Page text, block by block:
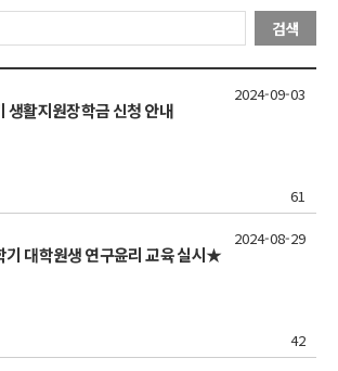
검색
생활지원장학금 신청 안내
61
2024-09-03
대학원생 연구윤리 교육 실시★
42
2024-08-29